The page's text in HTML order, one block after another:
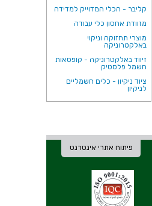
קליבר - הכלי המדוייק למדידה
מזוודת אחסון כלי עבודה
מוצרי תחזוקה וניקוי
באלקטרוניקה
זיווד באלקטרוניקה - קופסאות
חשמל פלסטיק
ציוד ניקיון - כלים חשמליים
לניקיון
פיתוח אתרי אינטרנט